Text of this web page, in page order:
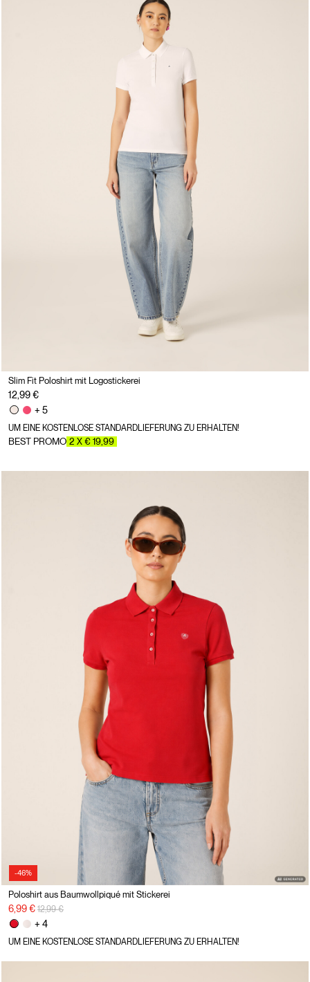
Slim Fit Poloshirt mit Logostickerei
12,99 €
+ 5
UM EINE KOSTENLOSE STANDARDLIEFERUNG ZU ERHALTEN!
BEST PROMO 2 X € 19,99
-46%
Poloshirt aus Baumwollpiqué mit Stickerei
6,99 € Preisreduzierung von
12,99 €auf
+ 4
UM EINE KOSTENLOSE STANDARDLIEFERUNG ZU ERHALTEN!